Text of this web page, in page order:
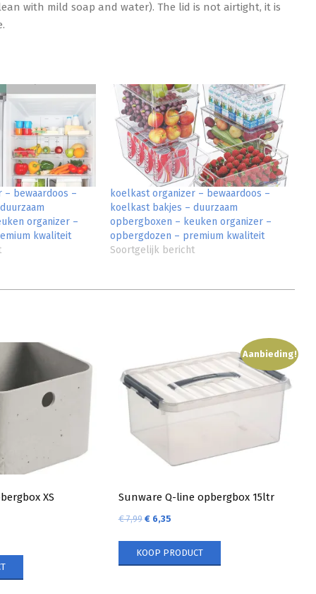
with mild soap and water). The lid is not airtight, it is
bewaardoos –
organizer –
kwaliteit
koelkast organizer – bewaardoos –
koelkast bakjes – duurzaam
opbergboxen – keuken organizer –
opbergdozen – premium kwaliteit
Soortgelijk bericht
XS
Aanbieding!
Sunware Q-line opbergbox 15ltr
€7,99 €6,35
KOOP PRODUCT